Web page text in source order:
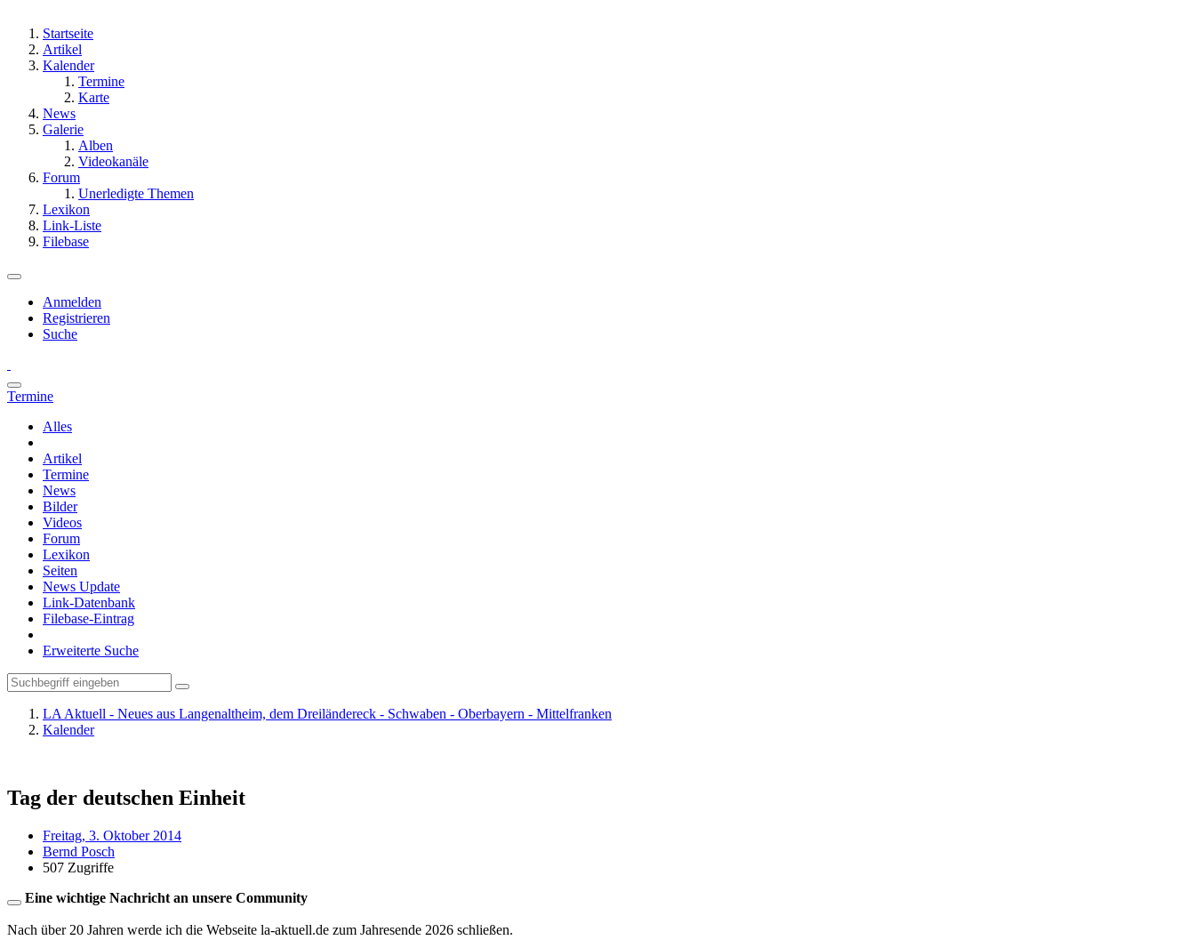
Startseite
Artikel
Kalender
Termine
Karte
News
Galerie
Alben
Videokanäle
Forum
Unerledigte Themen
Lexikon
Link-Liste
Filebase
Anmelden
Registrieren
Suche
Termine
Alles
Artikel
Termine
News
Bilder
Videos
Forum
Lexikon
Seiten
News Update
Link-Datenbank
Filebase-Eintrag
Erweiterte Suche
LA Aktuell - Neues aus Langenaltheim, dem Dreiländereck - Schwaben - Oberbayern - Mittelfranken
Kalender
Tag der deutschen Einheit
Freitag, 3. Oktober 2014
Bernd Posch
507 Zugriffe
Eine wichtige Nachricht an unsere Community
Nach über 20 Jahren werde ich die Webseite la-aktuell.de zum Jahresende 2026 schließen.